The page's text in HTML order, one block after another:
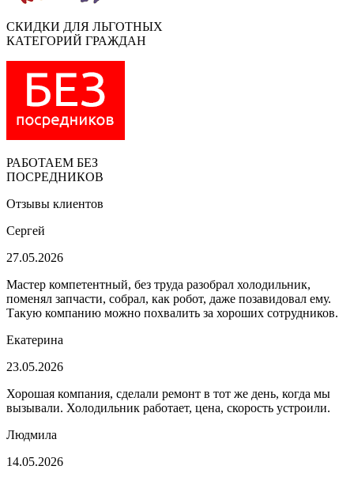
СКИДКИ ДЛЯ ЛЬГОТНЫХ
КАТЕГОРИЙ ГРАЖДАН
РАБОТАЕМ БЕЗ
ПОСРЕДНИКОВ
Отзывы клиентов
Сергей
27.05.2026
Мастер компетентный, без труда разобрал холодильник,
поменял запчасти, собрал, как робот, даже позавидовал ему.
Такую компанию можно похвалить за хороших сотрудников.
Екатерина
23.05.2026
Хорошая компания, сделали ремонт в тот же день, когда мы
вызывали. Холодильник работает, цена, скорость устроили.
Людмила
14.05.2026